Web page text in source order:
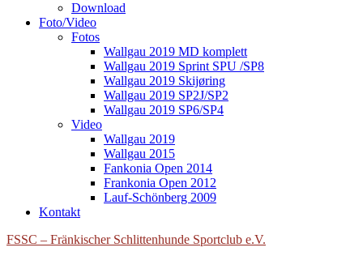
Download
Foto/Video
Fotos
Wallgau 2019 MD komplett
Wallgau 2019 Sprint SPU /SP8
Wallgau 2019 Skijøring
Wallgau 2019 SP2J/SP2
Wallgau 2019 SP6/SP4
Video
Wallgau 2019
Wallgau 2015
Fankonia Open 2014
Frankonia Open 2012
Lauf-Schönberg 2009
Kontakt
FSSC – Fränkischer Schlittenhunde Sportclub e.V.